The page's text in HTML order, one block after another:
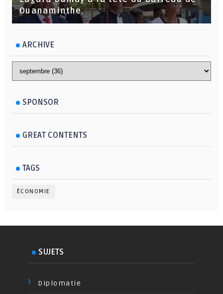
Ouanaminthe.
ARCHIVE
SPONSOR
GREAT CONTENTS
TAGS
ÉCONOMIE
SUJETS
Diplomatie